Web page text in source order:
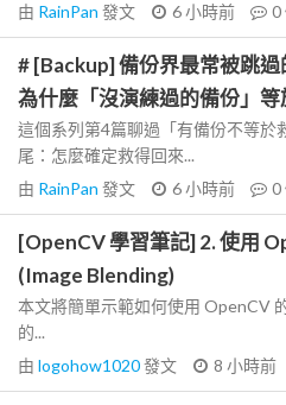
由 RainPan 發文 6 小時前 0
# [Backup] 備份界最常被跳
為什麼「沒演練過的備份」等
這個系列第4篇聊過「有備份不等於
尾：怎麼確定救得回來...
由 RainPan 發文 6 小時前 0
[OpenCV 學習筆記] 2. 使用
(Image Blending)
本文將簡單示範如何使用 OpenCV
的...
由 logohow1020發文 8 小時前